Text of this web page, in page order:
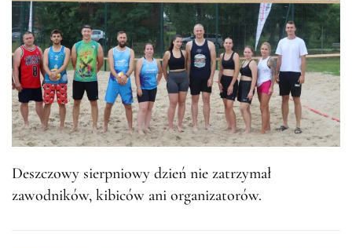
Deszczowy sierpniowy dzień nie zatrzymał
zawodników, kibiców ani organizatorów.